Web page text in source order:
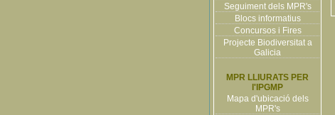
Seguiment dels MPR's
Blocs informatius
Concursos i Fires
Projecte Biodiversitat a
Galicia
MPR LLIURATS PER
l'IPGMP
Mapa d'ubicació dels
MPR's